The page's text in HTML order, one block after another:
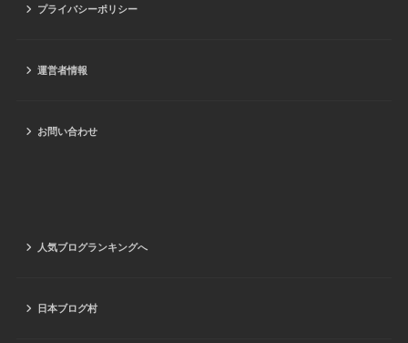
プライバシーポリシー
運営者情報
お問い合わせ
人気ブログランキングへ
日本ブログ村